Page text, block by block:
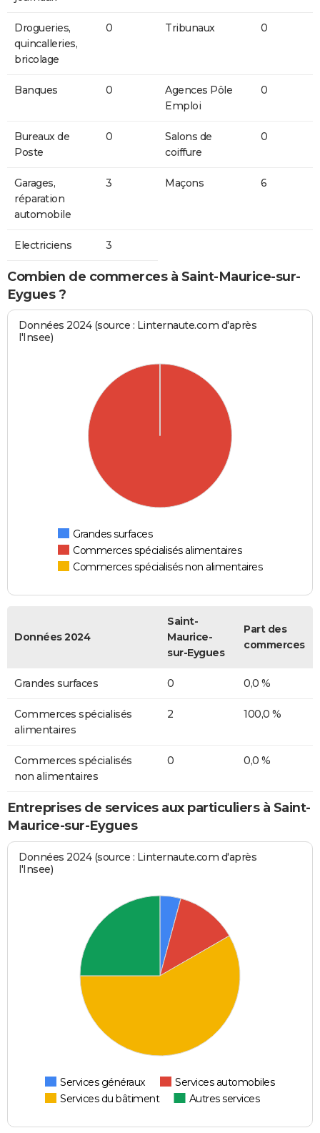
Drogueries,
quincalleries,
bricolage
0 Tribunaux 0
Banques 0
Agences Pôle
Emploi
0
Bureaux de
Poste
0
Salons de
coiffure
0
Garages,
réparation
automobile
3 Maçons 6
Electriciens 3
Combien de commerces à Saint-Maurice-sur-
Eygues ?
Données 2024 (source : Linternaute.com d'après
l'Insee)
Grandes surfaces
Commerces spécialisés alimentaires
Commerces spécialisés non alimentaires
Données 2024
Saint-
Maurice-
sur-Eygues
Part des
commerces
Grandes surfaces 0 0,0 %
Commerces spécialisés
alimentaires
2 100,0 %
Commerces spécialisés
non alimentaires
0 0,0 %
Entreprises de services aux particuliers à Saint-
Maurice-sur-Eygues
Données 2024 (source : Linternaute.com d'après
l'Insee)
Services généraux
Services automobiles
Services du bâtiment
Autres services